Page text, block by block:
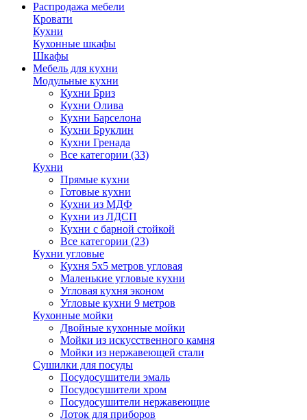
Распродажа мебели
Кровати
Кухни
Кухонные шкафы
Шкафы
Мебель для кухни
Модульные кухни
Кухни Бриз
Кухни Олива
Кухни Барселона
Кухни Бруклин
Кухни Гренада
Все категории (33)
Кухни
Прямые кухни
Готовые кухни
Кухни из МДФ
Кухни из ЛДСП
Кухни с барной стойкой
Все категории (23)
Кухни угловые
Кухня 5х5 метров угловая
Маленькие угловые кухни
Угловая кухня эконом
Угловые кухни 9 метров
Кухонные мойки
Двойные кухонные мойки
Мойки из искусственного камня
Мойки из нержавеющей стали
Сушилки для посуды
Посудосушители эмаль
Посудосушители хром
Посудосушители нержавеющие
Лоток для приборов